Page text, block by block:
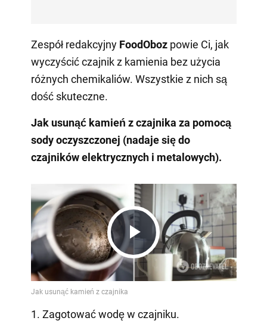
Zespół redakcyjny FoodObozpowie Ci, jak
wyczyścić czajnik z kamienia bez użycia
różnych chemikaliów. Wszystkie z nich są
dość skuteczne.
Jak usunąć kamień z czajnika za pomocą
sody oczyszczonej (nadaje się do
czajników elektrycznych i metalowych).
Play
Video
1. Zagotować wodę w czajniku.